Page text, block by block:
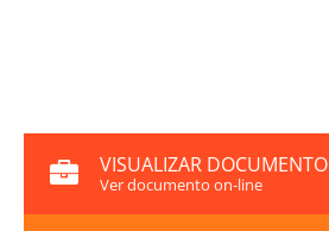
VISUALIZAR DOCUMENTO
Ver documento on-line